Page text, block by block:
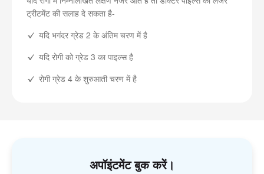
ट्रीटमेंट की सलाह दे सकता है-
यदि भगंदर ग्रेड 2 के अंतिम चरण में है
यदि रोगी को ग्रेड 3 का पाइल्स है
रोगी ग्रेड 4 के शुरुआती चरण में है
अपॉइंटमेंट बुक करें।